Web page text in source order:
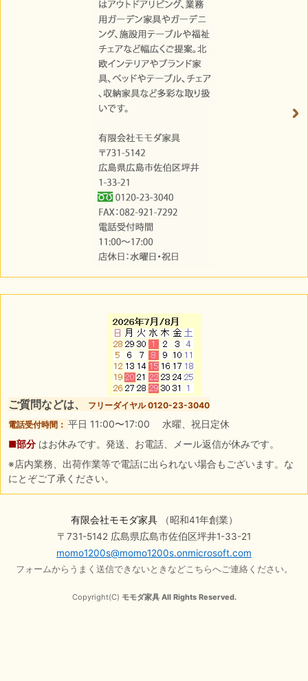
ご質問などは、
フリーダイヤル 0120-23-3040
電話受付時間： 平日 11:00〜17:00 水曜、祝日定休
■部分 はお休みです。発送、お電話、メール返信が休みです。
※店内業務、出荷作業等で電話に出られない場合もございます。な
にとぞご了承ください。
有限会社モモダ家具（昭和41年創業）
〒731-5142 広島県広島市佐伯区坪井1-33-21
momo1200s@momo1200s.onmicrosoft.com
フォームからうまく送信できないときなどこちらへご連絡ください。
Copyright(C) モモダ家具 All Rights Reserved.